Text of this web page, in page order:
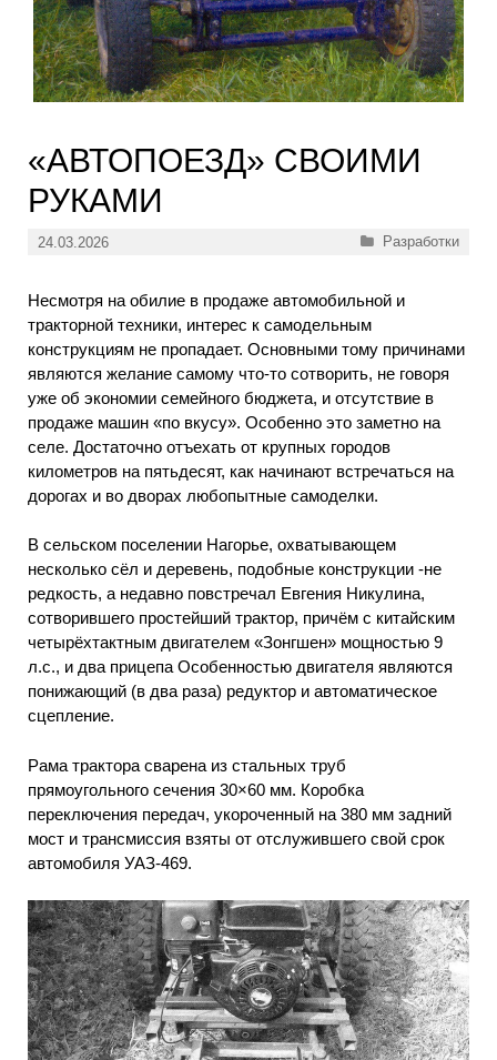
«АВТОПОЕЗД» СВОИМИ
РУКАМИ
24.03.2026 Рубрики
Разработки
Несмотря на обилие в продаже автомобильной и
тракторной техники, интерес к самодельным
конструкциям не пропадает. Основными тому причинами
являются желание самому что-то сотворить, не говоря
уже об экономии семейного бюджета, и отсутствие в
продаже машин «по вкусу». Особенно это заметно на
селе. Достаточно отъехать от крупных городов
километров на пятьдесят, как начинают встречаться на
дорогах и во дворах любопытные самоделки.
В сельском поселении Нагорье, охватывающем
несколько сёл и деревень, подобные конструкции -не
редкость, а недавно повстречал Евгения Никулина,
сотворившего простейший трактор, причём с китайским
четырёхтактным двигателем «Зонгшен» мощностью 9
л.с., и два прицепа Особенностью двигателя являются
понижающий (в два раза) редуктор и автоматическое
сцепление.
Рама трактора сварена из стальных труб
прямоугольного сечения 30×60 мм. Коробка
переключения передач, укороченный на 380 мм задний
мост и трансмиссия взяты от отслужившего свой срок
автомобиля УАЗ-469.